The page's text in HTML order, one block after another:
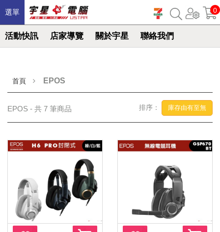
選單
活動快訊 店家導覽 關於宇星 聯絡我們
0
首頁 EPOS
EPOS - 共 7 筆商品 排序： 庫存由有至無